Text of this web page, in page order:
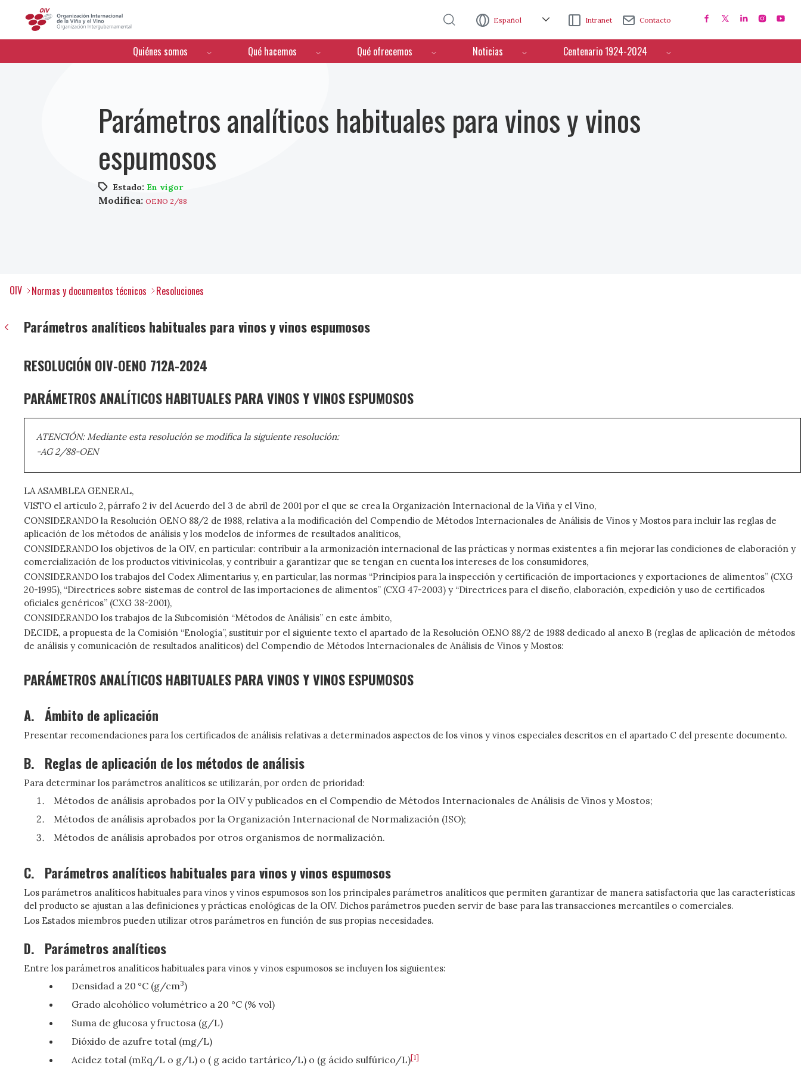
Español Intranet Contacto
Menú de navegación
Quiénes somos Qué hacemos Qué ofrecemos Noticias Centenario 1924-2024
Parámetros analíticos habituales para vinos y vinos
espumosos
Estado: En vigor
Modifica: OENO 2/88
OIV Normas y documentos técnicos Resoluciones
Parámetros analíticos habituales para vinos y vinos espumosos
RESOLUCIÓN OIV-OENO 712A-2024
PARÁMETROS ANALÍTICOS HABITUALES PARA VINOS Y VINOS ESPUMOSOS
ATENCIÓN: Mediante esta resolución se modifica la siguiente resolución:
-AG 2/88-OEN
LA ASAMBLEA GENERAL,
VISTO el artículo 2, párrafo 2 iv del Acuerdo del 3 de abril de 2001 por el que se crea la Organización Internacional de la Viña y el Vino,
CONSIDERANDO la Resolución OENO 88/2 de 1988, relativa a la modificación del Compendio de Métodos Internacionales de Análisis de Vinos y Mostos para incluir las reglas de
aplicación de los métodos de análisis y los modelos de informes de resultados analíticos,
CONSIDERANDO los objetivos de la OIV, en particular: contribuir a la armonización internacional de las prácticas y normas existentes a fin mejorar las condiciones de elaboración y
comercialización de los productos vitivinícolas, y contribuir a garantizar que se tengan en cuenta los intereses de los consumidores,
CONSIDERANDO los trabajos del Codex Alimentarius y, en particular, las normas “Principios para la inspección y certificación de importaciones y exportaciones de alimentos” (CXG
20-1995), “Directrices sobre sistemas de control de las importaciones de alimentos” (CXG 47-2003) y “Directrices para el diseño, elaboración, expedición y uso de certificados
oficiales genéricos” (CXG 38-2001),
CONSIDERANDO los trabajos de la Subcomisión “Métodos de Análisis” en este ámbito,
DECIDE, a propuesta de la Comisión “Enología”, sustituir por el siguiente texto el apartado de la Resolución OENO 88/2 de 1988 dedicado al anexo B (reglas de aplicación de métodos
de análisis y comunicación de resultados analíticos) del Compendio de Métodos Internacionales de Análisis de Vinos y Mostos:
PARÁMETROS ANALÍTICOS HABITUALES PARA VINOS Y VINOS ESPUMOSOS
A. Ámbito de aplicación
Presentar recomendaciones para los certificados de análisis relativas a determinados aspectos de los vinos y vinos especiales descritos en el apartado C del presente documento.
B. Reglas de aplicación de los métodos de análisis
Para determinar los parámetros analíticos se utilizarán, por orden de prioridad:
Métodos de análisis aprobados por la OIV y publicados en el Compendio de Métodos Internacionales de Análisis de Vinos y Mostos;
Métodos de análisis aprobados por la Organización Internacional de Normalización (ISO);
Métodos de análisis aprobados por otros organismos de normalización.
C. Parámetros analíticos habituales para vinos y vinos espumosos
Los parámetros analíticos habituales para vinos y vinos espumosos son los principales parámetros analíticos que permiten garantizar de manera satisfactoria que las características
del producto se ajustan a las definiciones y prácticas enológicas de la OIV. Dichos parámetros pueden servir de base para las transacciones mercantiles o comerciales.
Los Estados miembros pueden utilizar otros parámetros en función de sus propias necesidades.
D. Parámetros analíticos
Entre los parámetros analíticos habituales para vinos y vinos espumosos se incluyen los siguientes:
Densidad a 20 °C (g/cm3)
Grado alcohólico volumétrico a 20 °C (% vol)
Suma de glucosa y fructosa (g/L)
Dióxido de azufre total (mg/L)
Acidez total (mEq/L o g/L) o ( g acido tartárico/L) o (g ácido sulfúrico/L)[1]